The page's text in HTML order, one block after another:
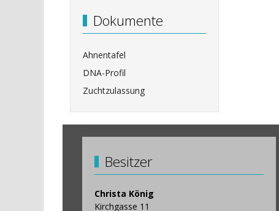
Dokumente
Ahnentafel
DNA-Profil
Zuchtzulassung
Besitzer
Christa König
Kirchgasse 11